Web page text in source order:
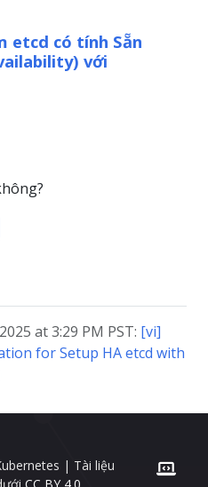
etcd có tính Sẵn
với
at 3:29 PM PST: [vi]
for Setup HA etcd with
| Tài liệu